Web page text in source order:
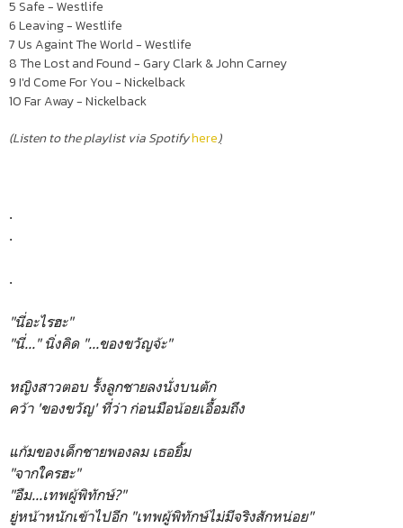
5 Safe - Westlife
6 Leaving - Westlife
7 Us Againt The World - Westlife
8 The Lost and Found - Gary Clark & John Carney
9 I'd Come For You - Nickelback
10 Far Away - Nickelback
(Listen to the playlist via Spotifyhere)
.
.
.
"นี่อะไรฮะ"
"นี่..." นิ่งคิด "...ของขวัญจ้ะ"
หญิงสาวตอบ รั้งลูกชายลงนั่งบนตัก
คว้า 'ของขวัญ' ที่ว่า ก่อนมือน้อยเอื้อมถึง
แก้มของเด็กชายพองลม เธอยิ้ม
"จากใครฮะ"
"อืม...เทพผู้พิทักษ์?"
ยู่หน้าหนักเข้าไปอีก "เทพผู้พิทักษ์ไม่มีจริงสักหน่อย"